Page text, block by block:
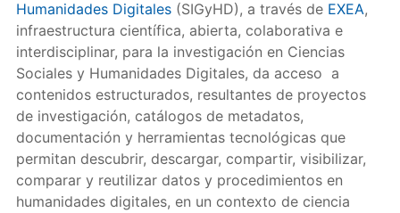
Humanidades Digitales(SIGyHD), a través de EXEA,
infraestructura científica, abierta, colaborativa e
interdisciplinar, para la investigación en Ciencias
Sociales y Humanidades Digitales, da acceso a
contenidos estructurados, resultantes de proyectos
de investigación, catálogos de metadatos,
documentación y herramientas tecnológicas que
permitan descubrir, descargar, compartir, visibilizar,
comparar y reutilizar datos y procedimientos en
humanidades digitales, en un contexto de ciencia